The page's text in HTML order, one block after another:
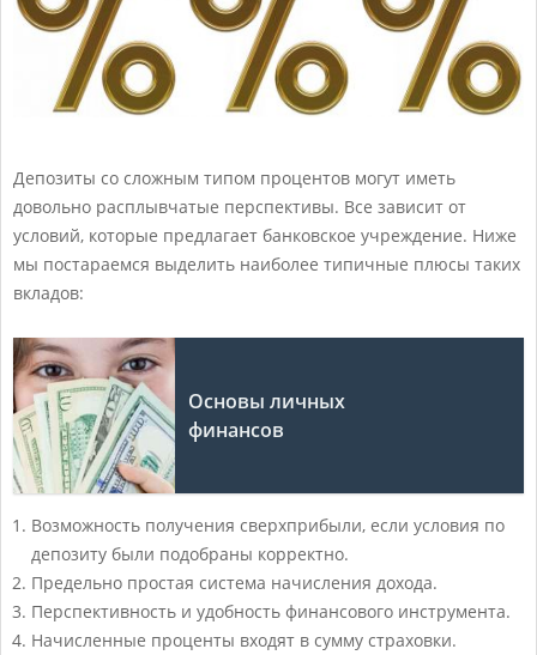
Депозиты со сложным типом процентов могут иметь
довольно расплывчатые перспективы. Все зависит от
условий, которые предлагает банковское учреждение. Ниже
мы постараемся выделить наиболее типичные плюсы таких
вкладов:
Основы личных
финансов
Возможность получения сверхприбыли, если условия по
депозиту были подобраны корректно.
Предельно простая система начисления дохода.
Перспективность и удобность финансового инструмента.
Начисленные проценты входят в сумму страховки.